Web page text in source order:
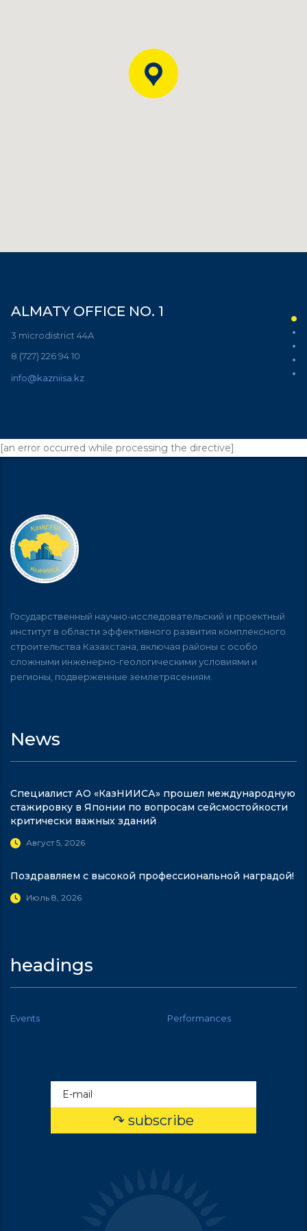
ALMATY OFFICE NO. 1
3 microdistrict 44A
8 (727) 226 94 10
info@kazniisa.kz
[an error occurred while processing the directive]
Государственный научно-исследовательский и проектный
институт в области эффективного развития комплексного
строительства Казахстана, включая районы с особо
сложными инженерно-геологическими условиями и
регионы, подверженные землетрясениям.
News
Специалист АО «КазНИИСА» прошел международную
стажировку в Японии по вопросам сейсмостойкости
критически важных зданий
Август 5, 2026
Поздравляем с высокой профессиональной наградой!
Июль 8, 2026
headings
Events Performances